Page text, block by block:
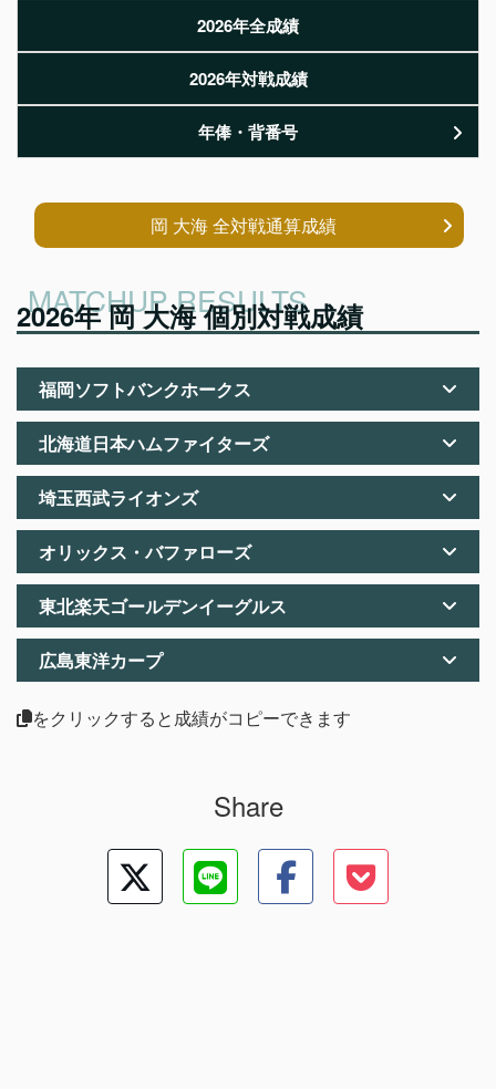
2026年全成績
2026年対戦成績
年俸・背番号
岡 大海 全対戦通算成績
2026年 岡 大海 個別対戦成績
福岡ソフトバンクホークス
北海道日本ハムファイターズ
埼玉西武ライオンズ
オリックス・バファローズ
東北楽天ゴールデンイーグルス
広島東洋カープ
をクリックすると成績がコピーできます
Share